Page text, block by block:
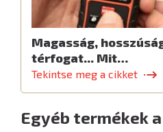
Magasság,
térfogat... Mit…
Tekintse meg a cikket
Egyéb termékek